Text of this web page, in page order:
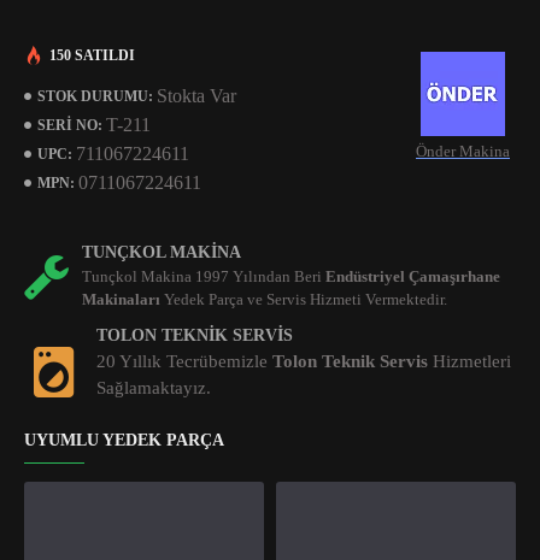
STOK DURUMU: Stokta Var
SERI NO: T-211
UPC: 711067224611
MPN: 0711067224611
Önder Makina
150 SATILDI
TUNÇKOL MAKINA
Tunçkol Makina 1997 Yılından Beri Endüstriyel Çamaşırhane
Makinaları Yedek Parça ve Servis Hizmeti Vermektedir.
TOLON TEKNIK SERVIS
20 Yıllık Tecrübemizle Tolon Teknik Servis Hizmetleri
Sağlamaktayız.
UYUMLU YEDEK PARÇA